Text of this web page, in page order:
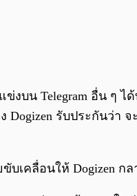
แข่งบน Telegram อื่น
Dogizen รับประกันว่
ขับเคลื่อนให้ Dogizen ก